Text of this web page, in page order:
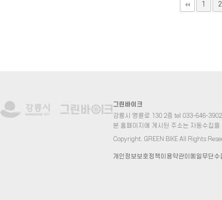
1 2
그린바이크
강릉시 명륜로 130 2층 tel 033-646-
본 홈페이지에 게시된 주소는 자동수집
Copyright. GREEN BIKE All Rights
개인정보보호정책 이용약관이메일무단수